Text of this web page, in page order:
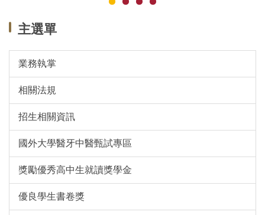
主選單
業務執掌
相關法規
招生相關資訊
國外大學醫牙中醫甄試專區
獎勵優秀高中生就讀獎學金
優良學生書卷獎